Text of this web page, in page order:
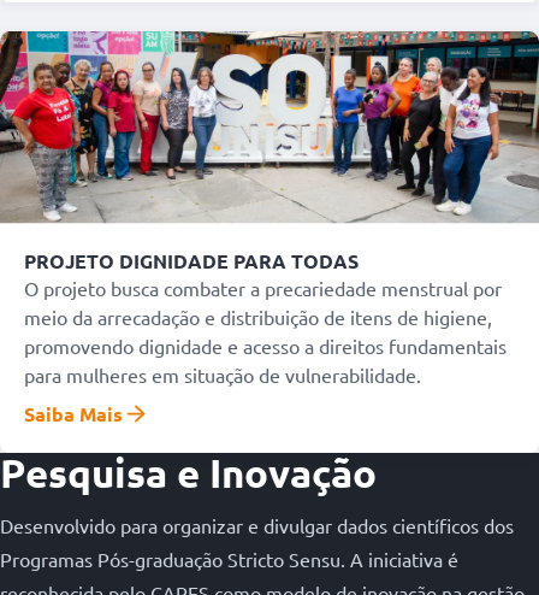
PROJETO DIGNIDADE PARA TODAS
O projeto busca combater a precariedade menstrual por
meio da arrecadação e distribuição de itens de higiene,
promovendo dignidade e acesso a direitos fundamentais
para mulheres em situação de vulnerabilidade.
Saiba Mais
Pesquisa e Inovação
Desenvolvido para organizar e divulgar dados científicos dos
Programas Pós-graduação Stricto Sensu. A iniciativa é